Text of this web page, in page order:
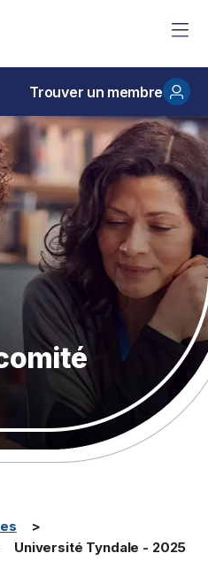
Trouver un membre
Université Tyndale - 2025